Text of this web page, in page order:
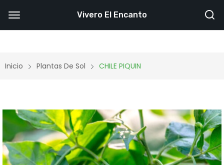
Inicio Plantas De Sol CHILE PIQUIN
Vivero El Encanto